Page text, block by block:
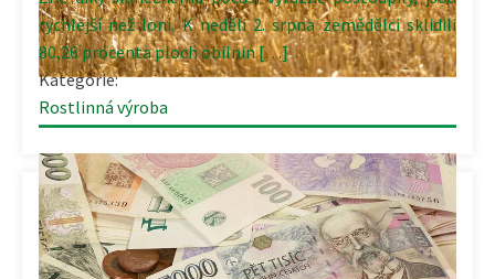
rychlejší než loni. K neděli 2. srpna zemědělci sklidili
80,26 procenta ploch obilnin […]
Kategorie:
Rostlinná výroba